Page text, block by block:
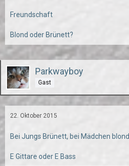
Freundschaft
Blond oder Brünett?
Parkwayboy
Gast
22. Oktober 2015
Bei Jungs Brünett, bei Mädchen blond
E Gittare oder E Bass